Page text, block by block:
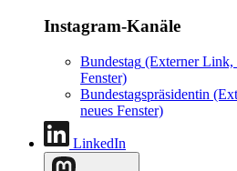
Instagram-Kanäle
Bundestag (Externer Link,
Fenster)
Bundestagspräsidentin
neues Fenster)
LinkedIn